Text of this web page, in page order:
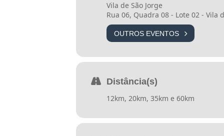
30 – domingo – livre/
O percurso foi cuidadosamente
estradas de terra e trechos
Veadeiros.
• Atletas que buscam alto nível de
Vila de São Jorge
Rua 06, Quadra 08 - Lote 02 - Vila
OUTROS EVENTOS
Distância(s)
12km, 20km, 35km e 60km